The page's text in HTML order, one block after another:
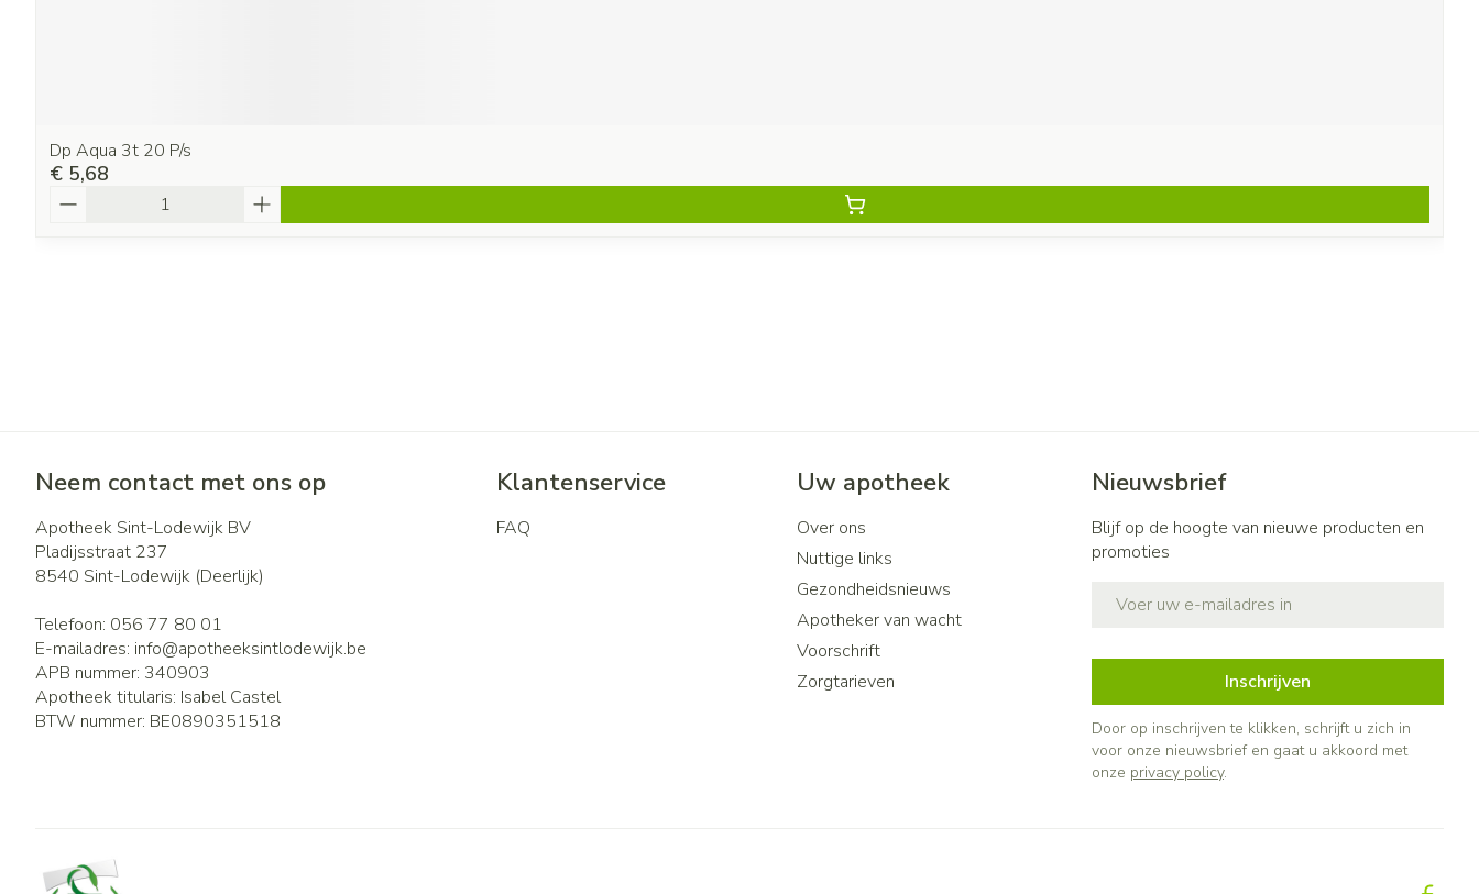
Dp Aqua 3t 20 P/s
€ 5,68
Neem contact met ons op
Apotheek Sint-Lodewijk BV
Pladijsstraat 237
8540 Sint-Lodewijk (Deerlijk)
Telefoon: 056 77 80 01
E-mailadres: info@apotheeksintlodewijk.be
APB nummer: 340903
Apotheek titularis: Isabel Castel
BTW nummer: BE0890351518
Klantenservice
FAQ
Uw apotheek
Over ons
Nuttige links
Gezondheidsnieuws
Apotheker van wacht
Voorschrift
Zorgtarieven
Nieuwsbrief
Blijf op de hoogte van nieuwe producten en
promoties
Inschrijven
Door op inschrijven te klikken, schrijft u zich in
voor onze nieuwsbrief en gaat u akkoord met
onze privacy policy.